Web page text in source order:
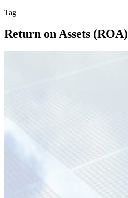
Tag
Return on Assets (ROA)